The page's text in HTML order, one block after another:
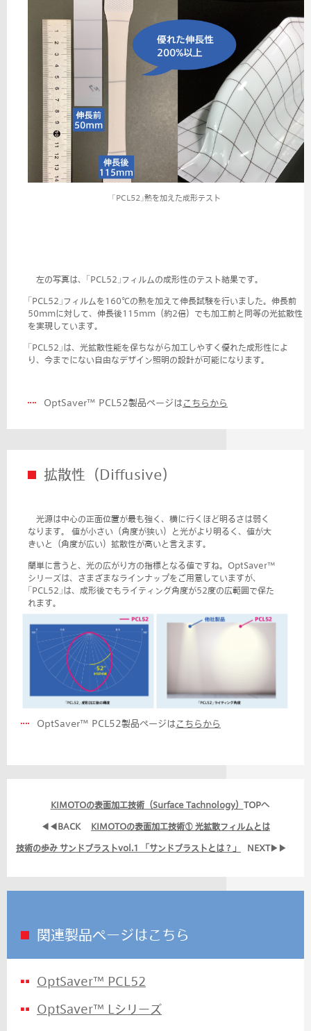
｢PCL52｣熱を加えた成形テスト
左の写真は、｢PCL52｣フィルムの成形性のテスト結果です。
｢PCL52｣フィルムを160℃の熱を加えて伸長試験を行いました。伸長前
50mmに対して、伸長後115mm（約2倍）でも加工前と同等の光拡散性
を実現しています。
｢PCL52｣は、光拡散性能を保ちながら加工しやすく優れた成形性によ
り、今までにない自由なデザイン照明の設計が可能になります。
OptSaver™ PCL52製品ページはこちらから
拡散性（Diffusive）
光源は中心の正面位置が最も強く、横に行くほど明るさは弱く
なります。 値が小さい（角度が狭い）と光がより明るく、値が大
きいと（角度が広い）拡散性が高いと言えます。
簡単に言うと、光の広がり方の指標となる値ですね。 OptSaver™
シリーズは、さまざまなラインナップをご用意していますが、
｢PCL52｣は、成形後でもライティング角度が52度の広範囲で保た
れます。
OptSaver™ PCL52製品ページはこちらから
KIMOTOの表面加工技術（Surface Tachnology） TOPへ
◀◀BACK KIMOTOの表面加工技術① 光拡散フィルムとは
技術の歩み サンドブラストvol.1 「サンドブラストとは？」
NEXT▶▶
関連製品ページはこちら
OptSaver™ PCL52
OptSaver™ Lシリーズ